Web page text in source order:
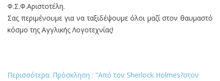
Φ.Σ.Φ.Αριστοτέλη.
Σας περιμένουμε για να ταξιδέψουμε όλοι μαζί στον θαυμαστό
κόσμο της Αγγλικής Λογοτεχνίας!
Περισσότερα: Πρόσκληση : "Από τον Sherlock Holmes?στον